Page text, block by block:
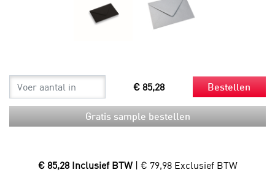
€ 85,28 Bestellen
Gratis sample bestellen
€ 85,28 Inclusief BTW | € 79,98 Exclusief BTW